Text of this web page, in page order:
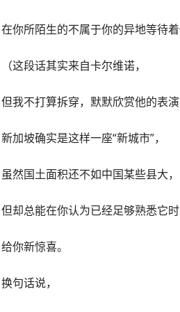
在你所陌生的不属于你的异地等待
（这段话其实来自卡尔维诺，
但我不打算拆穿，默默欣赏他的表演
新加坡确实是这样一座“新城市”，
虽然国土面积还不如中国某些县大，
但却总能在你认为已经足够熟悉它时
给你新惊喜。
换句话说，